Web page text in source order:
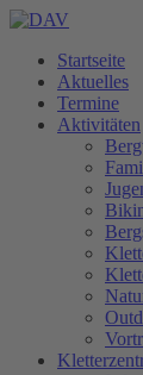
Startseite
Aktuelles
Termine
Aktivitäten